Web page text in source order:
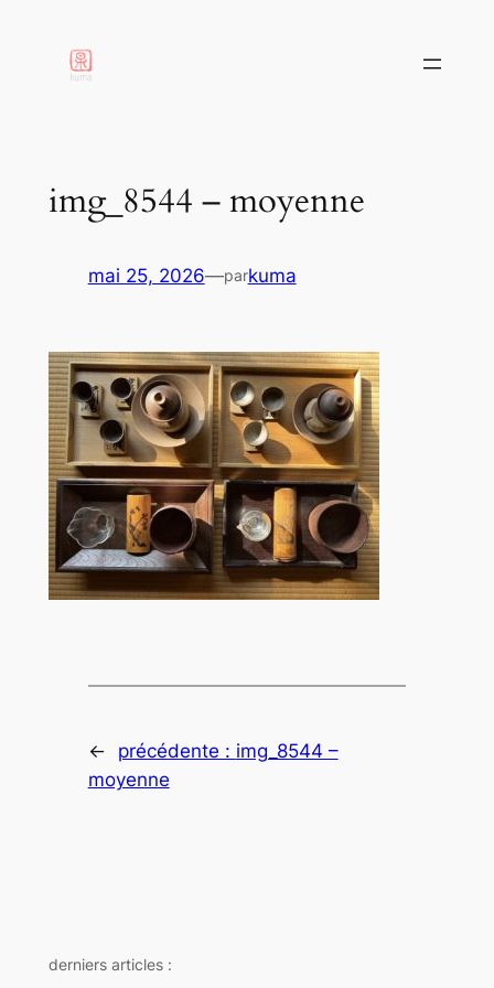
contenu
img_8544 – moyenne
mai 25, 2026—parkuma
← précédente : img_8544 –
moyenne
derniers articles :